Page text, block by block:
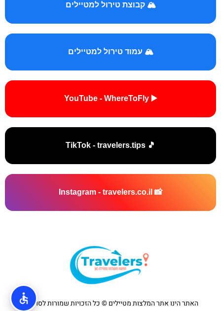
🏔️ קבוצת טירול למטיילים
🏔️ עמוד טירול למטיילים
▶️ YouTube - WhereToFly
🎵 TikTok - travelers.tips
📸 Instagram - travelers.co.il
האתר הינו אתר המלצות מטיילים © כל הזכויות שמורות לסוכנות